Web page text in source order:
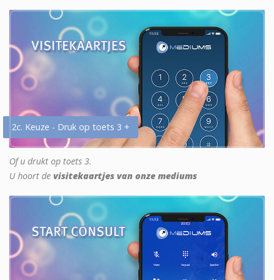
2c. Keuze - Druk op toets 3 +
Of u drukt op toets 3.
U hoort de visitekaartjes van onze mediums